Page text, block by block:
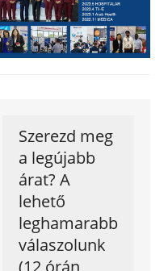
Szerezd meg
a legújabb
árat? A
lehető
leghamarabb
válaszolunk